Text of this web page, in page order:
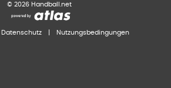
© 2026 Handball.net
Datenschutz Nutzungsbedingungen